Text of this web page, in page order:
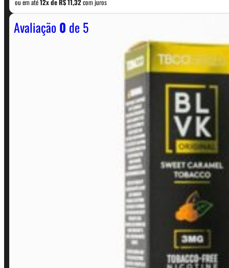
ou em até12x deR$11,32com juros
Avaliação0 de 5
Horário: Política de Horario e Fretes